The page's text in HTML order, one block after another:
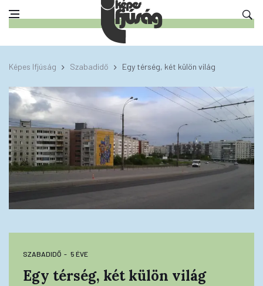
Képes Ifjúság Szabadidő Egy térség, két külön világ
SZABADIDŐ 5 ÉVE
Egy térség, két külön világ